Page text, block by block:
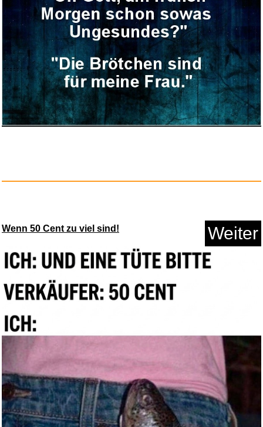
The Philosophy of Social Ecolo...
Anzeige
Wenn 50 Cent zu viel sind! Weiter